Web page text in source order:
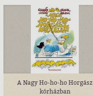
A Nagy Ho-ho-ho Horgász
kórházban